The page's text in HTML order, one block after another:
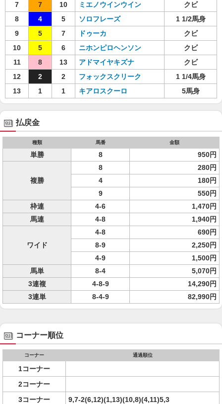
7
7 10 ミエノウインウイン
クビ
8
4 5 ソロフレーズ
1 1/2馬身
9
5 7 ドゥーカ
クビ
10
5 6 ニホンピロヘンソン
クビ
11
8 13 アドマイヤキズナ
クビ
12
2 2 フォックスクリーク
1 1/4馬身
13
1 1 キアロスクーロ 5馬身
払戻金
種類 馬番 金額
単勝 8 950円
複勝
8
280円
4
180円
9
550円
枠連
4-6
1,470円
馬連
4-8 1,940円
ワイド
4-8
690円
8-9
2,250円
4-9
1,500円
馬単
8-4
5,070円
3連複
4-8-9
14,290円
3連単
8-4-9 82,990円
コーナー順位
コーナー 通過順位
1コーナー
2コーナー
3コーナー
9,7-2(6,12)(1,13)(10,8)(4,11)5,3